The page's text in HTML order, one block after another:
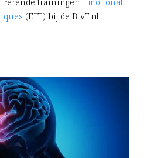
(EFT) bij de BivT.nl